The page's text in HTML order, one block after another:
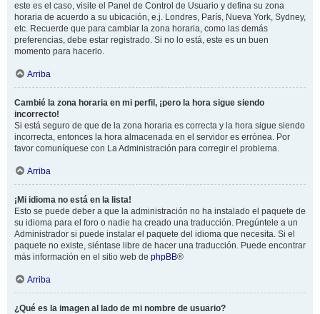
este es el caso, visite el Panel de Control de Usuario y defina su zona
horaria de acuerdo a su ubicación, e.j. Londres, París, Nueva York, Sydney,
etc. Recuerde que para cambiar la zona horaria, como las demás
preferencias, debe estar registrado. Si no lo está, este es un buen
momento para hacerlo.
Arriba
Cambié la zona horaria en mi perfil, ¡pero la hora sigue siendo
incorrecto!
Si está seguro de que de la zona horaria es correcta y la hora sigue siendo
incorrecta, entonces la hora almacenada en el servidor es errónea. Por
favor comuníquese con La Administración para corregir el problema.
Arriba
¡Mi idioma no está en la lista!
Esto se puede deber a que la administración no ha instalado el paquete de
su idioma para el foro o nadie ha creado una traducción. Pregúntele a un
Administrador si puede instalar el paquete del idioma que necesita. Si el
paquete no existe, siéntase libre de hacer una traducción. Puede encontrar
más información en el sitio web de phpBB®
Arriba
¿Qué es la imagen al lado de mi nombre de usuario?